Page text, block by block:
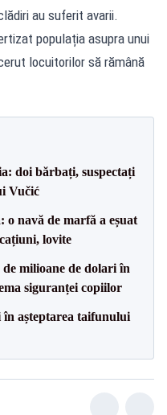
au suferit avarii.
populația asupra unui
locuitorilor să rămână
doi bărbați, suspectați
Vučić
navă de marfă a eșuat
lovite
milioane de dolari în
siguranței copiilor
așteptarea taifunului